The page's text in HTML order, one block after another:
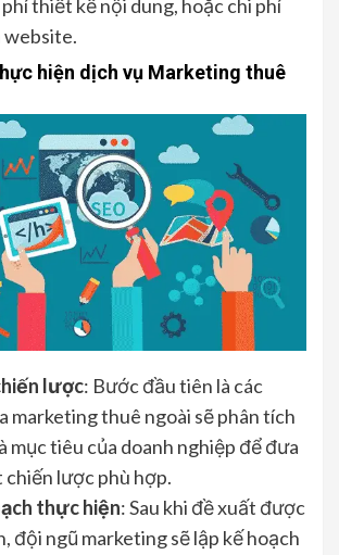
thiết kế nội dung, hoặc chi phí
hiện dịch vụ Marketing thuê
lược: Bước đầu tiên là các
marketing thuê ngoài sẽ phân tích
mục tiêu của doanh nghiệp để đưa
chiến lược phù hợp.
thực hiện: Sau khi đề xuất được
đội ngũ marketing sẽ lập kế hoạch